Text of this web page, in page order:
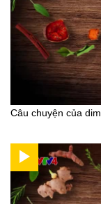
Câu chuyện của